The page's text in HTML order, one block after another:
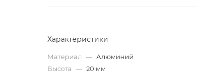
Характеристики
Материал — Алюминий
Высота — 20 мм